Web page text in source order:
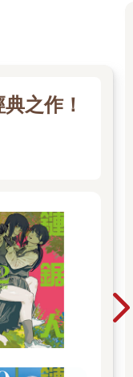
之作！